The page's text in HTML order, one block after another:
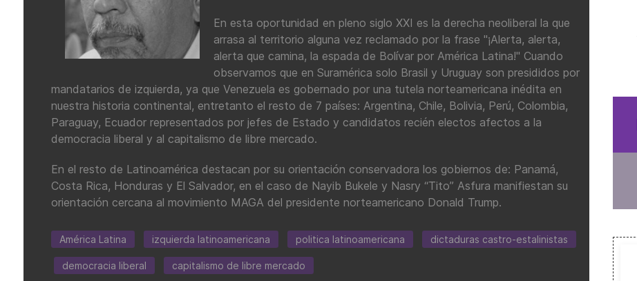
En esta oportunidad en pleno siglo XXI es la derecha neoliberal la que
arrasa al territorio alguna vez reclamado por la frase "¡Alerta, alerta,
alerta que camina, la espada de Bolívar por América Latina!" Cuando
observamos que en Suramérica solo Brasil y Uruguay son presididos por
mandatarios de izquierda, ya que Venezuela es gobernado por una tutela norteamericana inédita en
nuestra historia continental, entretanto el resto de 7 países: Argentina, Chile, Bolivia, Perú, Colombia,
Paraguay, Ecuador representados por jefes de Estado y candidatos recién electos afectos a la
democracia liberal y al capitalismo de libre mercado.
En el resto de Latinoamérica destacan por su orientación conservadora los gobiernos de: Panamá,
Costa Rica, Honduras y El Salvador, en el caso de Nayib Bukele y Nasry “Tito” Asfura manifiestan su
orientación cercana al movimiento MAGA del presidente norteamericano Donald Trump.
América Latina izquierda latinoamericana politica latinoamericana dictaduras castro-estalinistas
democracia liberal capitalismo de libre mercado